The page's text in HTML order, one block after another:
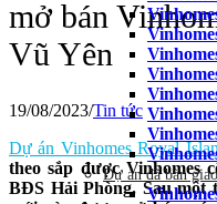
Dự án đã bàn giao
mở bán
Vũ Yên
19/08/2023/Tin tức
Dự án Vinhomes Royal
theo sắp được Vinhomes
BĐS Hải Phòng. Sau một